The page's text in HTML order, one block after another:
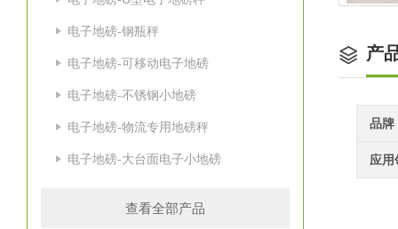
电子地磅-钢瓶秤
电子地磅-可移动电子地磅
电子地磅-不锈钢小地磅
电子地磅-物流专用地磅秤
电子地磅-大台面电子小地磅
查看全部产品
产
品牌
应用